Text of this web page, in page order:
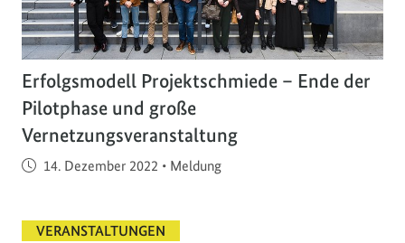
Erfolgsmodell Projektschmiede – Ende der
Pilotphase und große
Vernetzungsveranstaltung
Veröffentlicht am
14. Dezember 2022 • Meldung
VERANSTALTUNGEN